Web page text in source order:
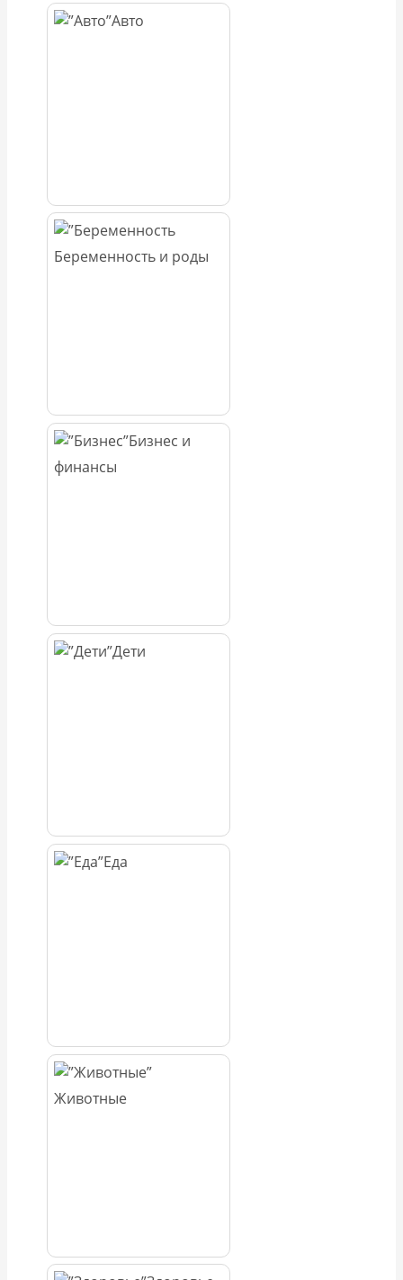
Авто
Беременность и роды
Бизнес и
финансы
Дети
Еда
Животные